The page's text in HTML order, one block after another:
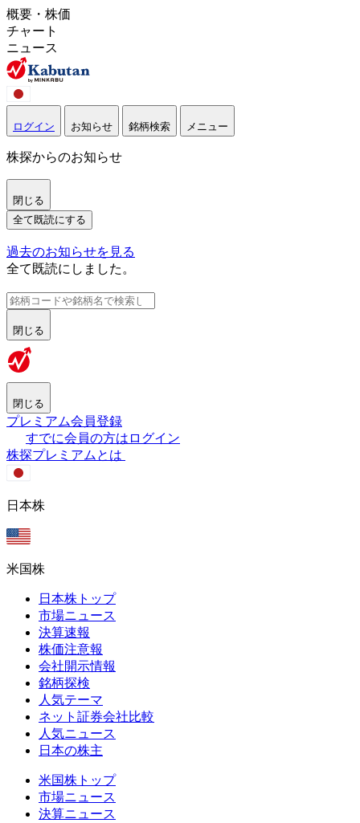
概要・株価
チャート
ニュース
ログイン お知らせ 銘柄検索 メニュー
株探からのお知らせ
閉じる
全て既読にする
過去のお知らせを見る
全て既読にしました。
閉じる
閉じる
プレミアム会員登録
すでに会員の方はログイン
株探プレミアムとは
日本株
米国株
日本株トップ
市場ニュース
決算速報
株価注意報
会社開示情報
銘柄探検
人気テーマ
ネット証券会社比較
人気ニュース
日本の株主
米国株トップ
市場ニュース
決算ニュース